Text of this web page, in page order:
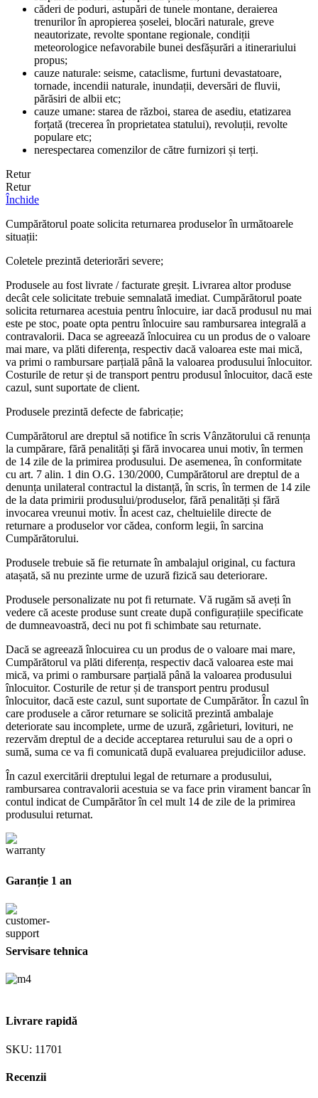
căderi de poduri, astupări de tunele montane, deraierea
trenurilor în apropierea șoselei, blocări naturale, greve
neautorizate, revolte spontane regionale, condiții
meteorologice nefavorabile bunei desfășurări a itinerariului
propus;
cauze naturale: seisme, cataclisme, furtuni devastatoare,
tornade, incendii naturale, inundații, deversări de fluvii,
părăsiri de albii etc;
cauze umane: starea de război, starea de asediu, etatizarea
forțată (trecerea în proprietatea statului), revoluții, revolte
populare etc;
nerespectarea comenzilor de către furnizori și terți.
Retur
Retur
Închide
Cumpărătorul poate solicita returnarea produselor în următoarele
situații:
Coletele prezintă deteriorări severe;
Produsele au fost livrate / facturate greșit. Livrarea altor produse
decât cele solicitate trebuie semnalată imediat. Cumpărătorul poate
solicita returnarea acestuia pentru înlocuire, iar dacă produsul nu mai
este pe stoc, poate opta pentru înlocuire sau rambursarea integrală a
contravalorii. Daca se agreează înlocuirea cu un produs de o valoare
mai mare, va plăti diferența, respectiv dacă valoarea este mai mică,
va primi o rambursare parțială până la valoarea produsului înlocuitor.
Costurile de retur și de transport pentru produsul înlocuitor, dacă este
cazul, sunt suportate de client.
Produsele prezintă defecte de fabricație;
Cumpărătorul are dreptul să notifice în scris Vânzătorului că renunța
la cumpărare, fără penalități şi fără invocarea unui motiv, în termen
de 14 zile de la primirea produsului. De asemenea, în conformitate
cu art. 7 alin. 1 din O.G. 130/2000, Cumpărătorul are dreptul de a
denunța unilateral contractul la distanță, în scris, în termen de 14 zile
de la data primirii produsului/produselor, fără penalități și fără
invocarea vreunui motiv. În acest caz, cheltuielile directe de
returnare a produselor vor cădea, conform legii, în sarcina
Cumpărătorului.
Produsele trebuie să fie returnate în ambalajul original, cu factura
atașată, să nu prezinte urme de uzură fizică sau deteriorare.
Produsele personalizate nu pot fi returnate. Vă rugăm să aveți în
vedere că aceste produse sunt create după configurațiile specificate
de dumneavoastră, deci nu pot fi schimbate sau returnate.
Dacă se agreează înlocuirea cu un produs de o valoare mai mare,
Cumpărătorul va plăti diferența, respectiv dacă valoarea este mai
mică, va primi o rambursare parțială până la valoarea produsului
înlocuitor. Costurile de retur și de transport pentru produsul
înlocuitor, dacă este cazul, sunt suportate de Cumpărător. În cazul în
care produsele a căror returnare se solicită prezintă ambalaje
deteriorate sau incomplete, urme de uzură, zgârieturi, lovituri, ne
rezervăm dreptul de a decide acceptarea returului sau de a opri o
sumă, suma ce va fi comunicată după evaluarea prejudiciilor aduse.
În cazul exercitării dreptului legal de returnare a produsului,
rambursarea contravalorii acestuia se va face prin virament bancar în
contul indicat de Cumpărător în cel mult 14 de zile de la primirea
produsului returnat.
Garanție 1 an
Servisare tehnica
Livrare rapidă
SKU: 11701
Recenzii